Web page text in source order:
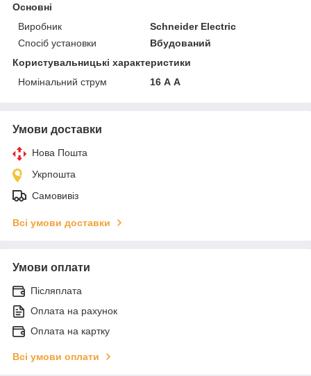
Основні
Виробник
Schneider Electric
Спосіб установки
Вбудований
Користувальницькі характеристики
Номінальний струм
16 А А
Умови доставки
Нова Пошта
Укрпошта
Самовивіз
Всі умови доставки
Умови оплати
Післяплата
Оплата на рахунок
Оплата на картку
Всі умови оплати